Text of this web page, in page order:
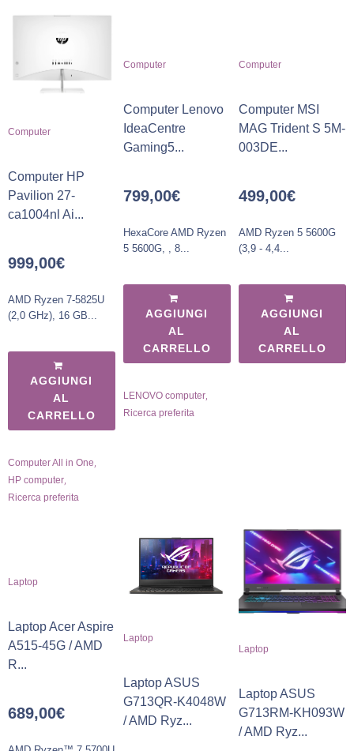
Computer
Computer HP
Pavilion 27-
ca1004nl Ai...
999,00€
AMD Ryzen 7-5825U
(2,0 GHz), 16 GB...
AGGIUNGI
AL
CARRELLO
Computer All in One
HP computer
Ricerca preferita
Computer
Computer Lenovo
IdeaCentre
Gaming5...
799,00€
HexaCore AMD Ryzen
5 5600G, , 8...
AGGIUNGI
AL
CARRELLO
LENOVO computer,
Ricerca preferita
Computer
Computer MSI
MAG Trident S 5M-
003DE...
499,00€
AMD Ryzen 5 5600G
(3,9 - 4,4...
AGGIUNGI
AL
CARRELLO
Laptop
Laptop Acer Aspire
A515-45G / AMD
R...
689,00€
Laptop
Laptop ASUS
G713QR-K4048W
/ AMD Ryz...
Laptop
Laptop ASUS
G713RM-KH093W
/ AMD Ryz...